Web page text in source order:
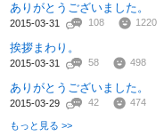
ありがとうございました。
2015-03-31 108 1220
挨拶まわり。
2015-03-31 58 498
ありがとうございました。
2015-03-29 42 474
もっと見る >>